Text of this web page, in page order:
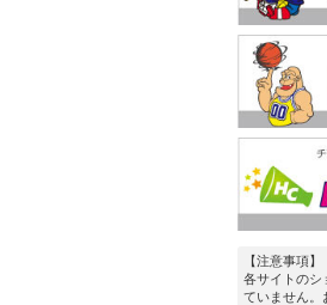
【注意事項】
各サイトのシ
ていません。